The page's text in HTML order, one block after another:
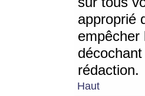
approprié
empêcher
rédaction.
Haut